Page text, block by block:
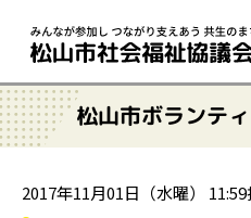
松山市ボランテ
2017年11月01日（水曜）